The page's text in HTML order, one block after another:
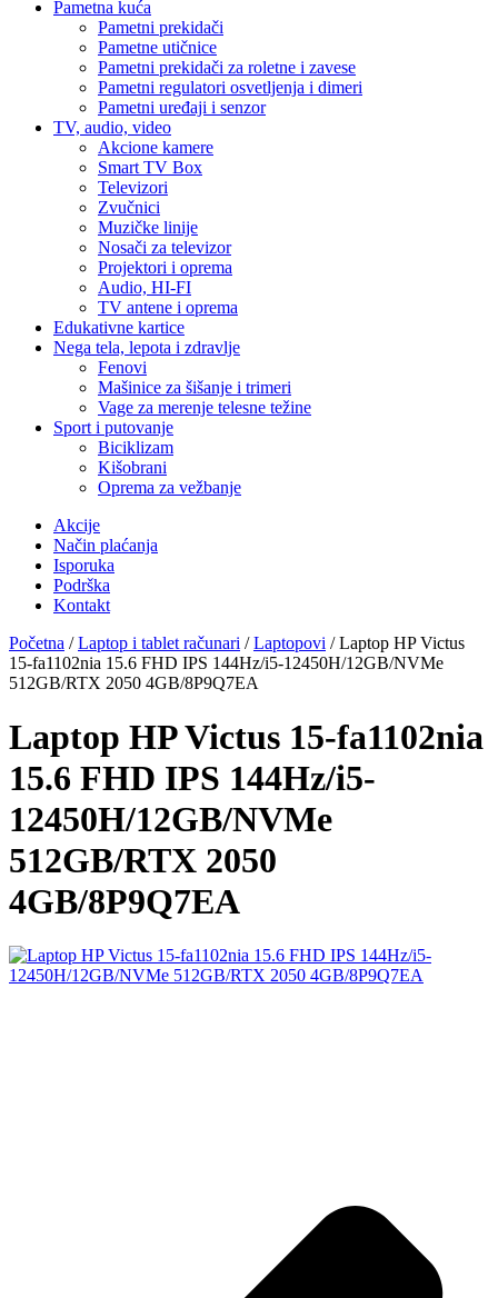
Pametna kuća
Pametni prekidači
Pametne utičnice
Pametni prekidači za roletne i zavese
Pametni regulatori osvetljenja i dimeri
Pametni uređaji i senzor
TV, audio, video
Akcione kamere
Smart TV Box
Televizori
Zvučnici
Muzičke linije
Nosači za televizor
Projektori i oprema
Audio, HI-FI
TV antene i oprema
Edukativne kartice
Nega tela, lepota i zdravlje
Fenovi
Mašinice za šišanje i trimeri
Vage za merenje telesne težine
Sport i putovanje
Biciklizam
Kišobrani
Oprema za vežbanje
Akcije
Način plaćanja
Isporuka
Podrška
Kontakt
Početna /Laptop i tablet računari /Laptopovi / Laptop HP Victus
15-fa1102nia 15.6 FHD IPS 144Hz/i5-12450H/12GB/NVMe
512GB/RTX 2050 4GB/8P9Q7EA
Laptop HP Victus 15-fa1102nia
15.6 FHD IPS 144Hz/i5-
12450H/12GB/NVMe
512GB/RTX 2050
4GB/8P9Q7EA